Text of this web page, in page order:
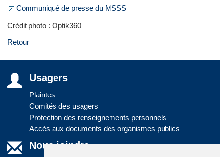
Communiqué de presse du MSSS
Crédit photo : Optik360
Retour
Usagers
Plaintes
Comités des usagers
Protection des renseignements personnels
Accès aux documents des organismes publics
Nous joindre